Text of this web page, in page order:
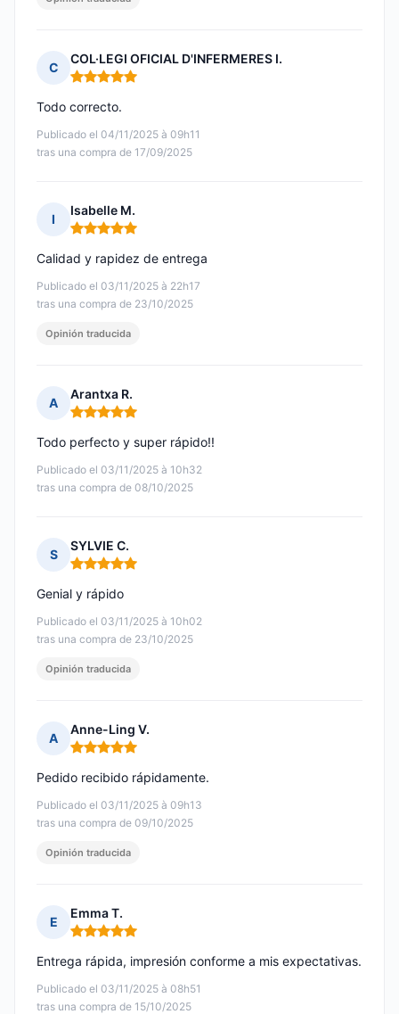
C
COL·LEGI OFICIAL D'INFERMERES I.
Nota: 5 de 5
Publicado el 04/11/2025 à 09h11
tras una compra de 17/09/2025
Todo correcto.
I
Isabelle M.
Nota: 5 de 5
Publicado el 03/11/2025 à 22h17
tras una compra de 23/10/2025
Calidad y rapidez de entrega
Opinión traducida
A
Arantxa R.
Nota: 5 de 5
Publicado el 03/11/2025 à 10h32
tras una compra de 08/10/2025
Todo perfecto y super rápido!!
S
SYLVIE C.
Nota: 5 de 5
Publicado el 03/11/2025 à 10h02
tras una compra de 23/10/2025
Genial y rápido
Opinión traducida
A
Anne-Ling V.
Nota: 5 de 5
Publicado el 03/11/2025 à 09h13
tras una compra de 09/10/2025
Pedido recibido rápidamente.
Opinión traducida
E
Emma T.
Nota: 5 de 5
Publicado el 03/11/2025 à 08h51
tras una compra de 15/10/2025
Entrega rápida, impresión conforme a mis expectativas.